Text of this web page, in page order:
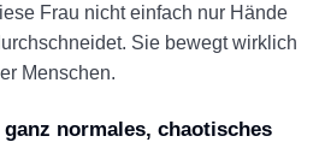
Frau nicht einfach nur Hände
Sie bewegt wirklich
Menschen.
normales, chaotisches